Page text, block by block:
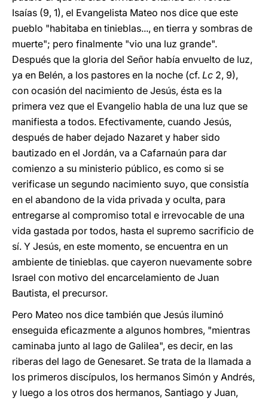
Isaías (9, 1), el Evangelista Mateo nos dice que este
pueblo "habitaba en tinieblas..., en tierra y sombras de
muerte"; pero finalmente "vio una luz grande".
Después que la gloria del Señor había envuelto de luz,
ya en Belén, a los pastores en la noche (cf. Lc 2, 9),
con ocasión del nacimiento de Jesús, ésta es la
primera vez que el Evangelio habla de una luz que se
manifiesta a todos. Efectivamente, cuando Jesús,
después de haber dejado Nazaret y haber sido
bautizado en el Jordán, va a Cafarnaún para dar
comienzo a su ministerio público, es como si se
verificase un segundo nacimiento suyo, que consistía
en el abandono de la vida privada y oculta, para
entregarse al compromiso total e irrevocable de una
vida gastada por todos, hasta el supremo sacrificio de
sí. Y Jesús, en este momento, se encuentra en un
ambiente de tinieblas. que cayeron nuevamente sobre
Israel con motivo del encarcelamiento de Juan
Bautista, el precursor.
Pero Mateo nos dice también que Jesús iluminó
enseguida eficazmente a algunos hombres, "mientras
caminaba junto al lago de Galilea", es decir, en las
riberas del lago de Genesaret. Se trata de la llamada a
los primeros discípulos, los hermanos Simón y Andrés,
y luego a los otros dos hermanos, Santiago y Juan,